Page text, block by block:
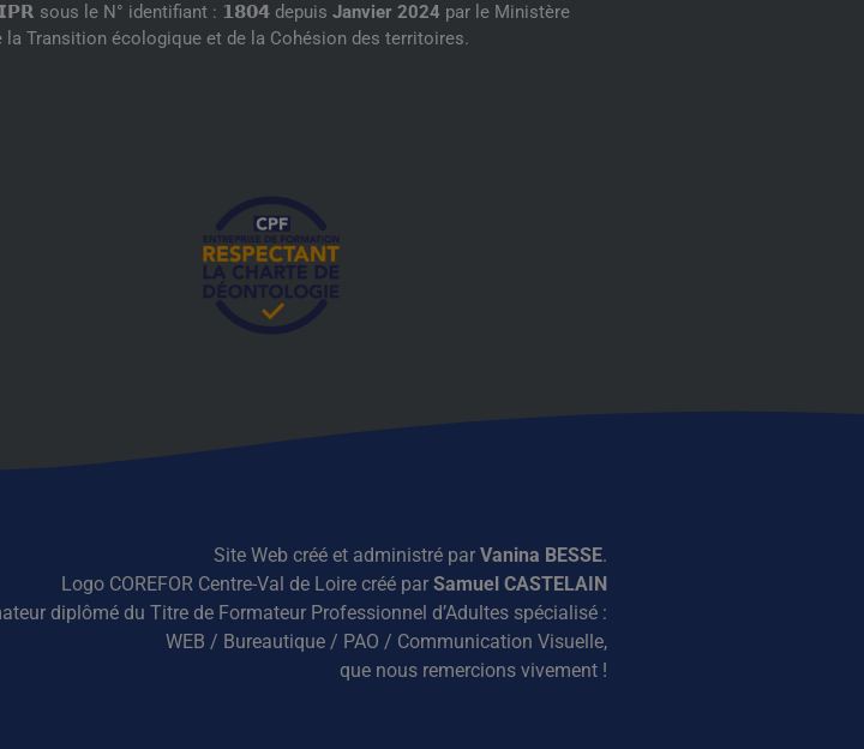
sous le N° identifiant : 𝟭𝟴𝟬𝟰 depuis Janvier 2024 par le Ministère
la Transition écologique et de la Cohésion des territoires.
Site Web créé et administré par Vanina BESSE.
Logo COREFOR Centre-Val de Loire créé par Samuel CASTELAIN
diplômé du Titre de Formateur Professionnel d’Adultes spécialisé :
WEB / Bureautique / PAO / Communication Visuelle,
que nous remercions vivement !